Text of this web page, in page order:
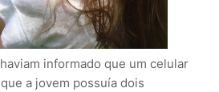
informado que um celular
a jovem possuía dois